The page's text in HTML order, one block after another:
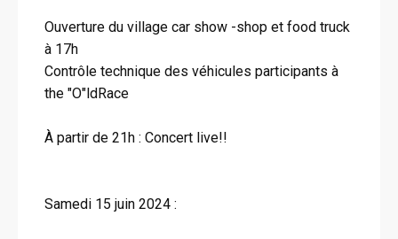
Ouverture du village car show -shop et food truck
à 17h
Contrôle technique des véhicules participants à
the "O"ldRace
À partir de 21h : Concert live!!
Samedi 15 juin 2024 :